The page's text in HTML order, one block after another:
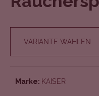
von
VARIANTE WÄHLEN
Marke: KAISER